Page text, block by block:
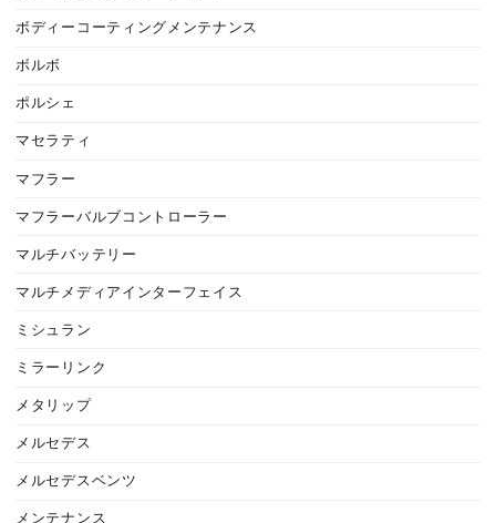
ボディーコーティングメンテナンス
ボルボ
ポルシェ
マセラティ
マフラー
マフラーバルブコントローラー
マルチバッテリー
マルチメディアインターフェイス
ミシュラン
ミラーリンク
メタリップ
メルセデス
メルセデスベンツ
メンテナンス